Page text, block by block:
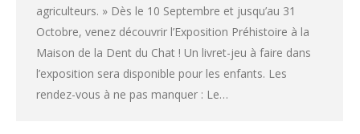
agriculteurs. » Dès le 10 Septembre et jusqu’au 31
Octobre, venez découvrir l’Exposition Préhistoire à la
Maison de la Dent du Chat ! Un livret-jeu à faire dans
l’exposition sera disponible pour les enfants. Les
rendez-vous à ne pas manquer : Le…